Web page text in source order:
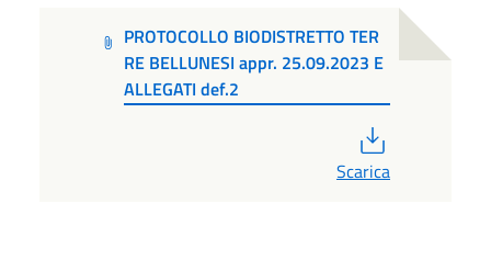
PROTOCOLLO BIODISTRETTO TER
RE BELLUNESI appr. 25.09.2023 E
ALLEGATI def.2
Scarica